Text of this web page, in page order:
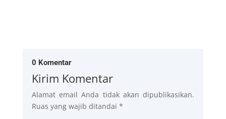
0 Komentar
Kirim Komentar
Alamat email Anda tidak akan dipublikasikan.
Ruas yang wajib ditandai *